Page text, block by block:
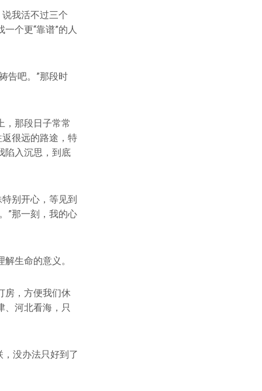
我活不过三个
个更“靠谱”的人
告吧。”那段时
，那段日子常常
很远的路途，特
陷入沉思，到底
别开心，等见到
”那一刻，我的心
生命的意义。
房，方便我们休
、河北看海，只
没办法只好到了